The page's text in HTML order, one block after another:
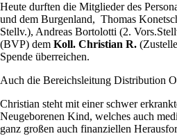
Heute durften die Mitglieder des
und dem Burgenland, Thomas
Stellv.), Andreas Bortolotti (2.
(BVP) dem Koll. Christian R.
Spende überreichen.
Auch die Bereichsleitung Distribution
Christian steht mit einer schwer
Neugeborenen Kind, welches auch
ganz großen auch finanziellen